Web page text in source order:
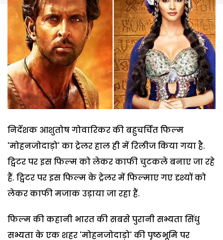
निर्देशक आशुतोष गोवारिकर की बहुचर्चित फिल्म
'मोहनजोदाड़ो' का ट्रेलर हाल ही में रिलीज किया गया है.
ट्विटर पर इस फिल्म को लेकर काफी चुटकले बनाए जा रहे
हैं. ट्विटर पर इस फिल्म के ट्रेलर में फिल्माए गए दृश्यों को
लेकर काफी मजाक उड़ाया जा रहा हैं.
फिल्म की कहानी भारत की सबसे पुरानी सभ्यता सिंधु
सभ्यता के एक शहर 'मोहनजोदाड़ो' की पृष्ठभूमि पर